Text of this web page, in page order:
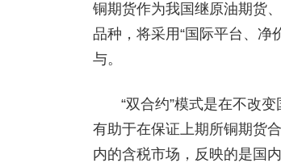
铜期货作为我国继原油期货
品种，将采用“国际平台、净
与。
“双合约”模式是在不改
有助于在保证上期所铜期货
内的含税市场，反映的是国